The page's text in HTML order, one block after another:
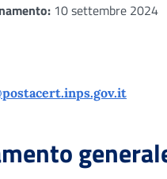
10 settembre 2024